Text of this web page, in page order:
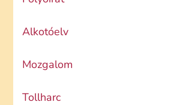
Alkotóelv
Mozgalom
Tollharc